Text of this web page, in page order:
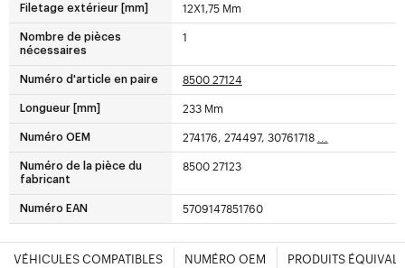
Filetage extérieur [mm] 12X1,75 Mm
Nombre de pièces
nécessaires
1
Numéro d'article en paire 8500 27124
Longueur [mm] 233 Mm
Numéro OEM 274176, 274497, 30761718
Numéro de la pièce du
fabricant
8500 27123
Numéro EAN 5709147851760
VÉHICULES COMPATIBLES NUMÉRO OEM PRODUITS